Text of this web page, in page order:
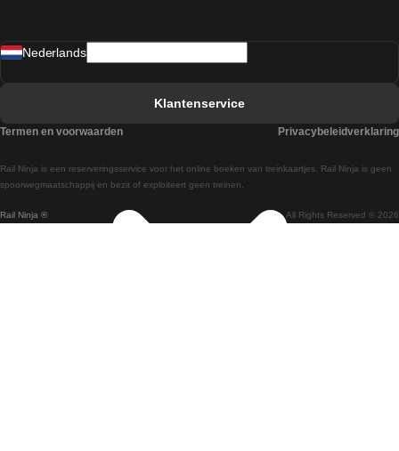
Treinen van Wenen naar Salzburg
Treinen van Wenen naar Praag
Rail Ninja ® All Rights Reserved © 2026
Rail Ninja is een reserveringsservice voor het online boeken van treinkaartjes. Rail Ninja is geen
spoorwegmaatschappij en bezit of exploiteert geen treinen.
Nederlands
Klantenservice
Termen en voorwaarden Privacybeleidverklaring